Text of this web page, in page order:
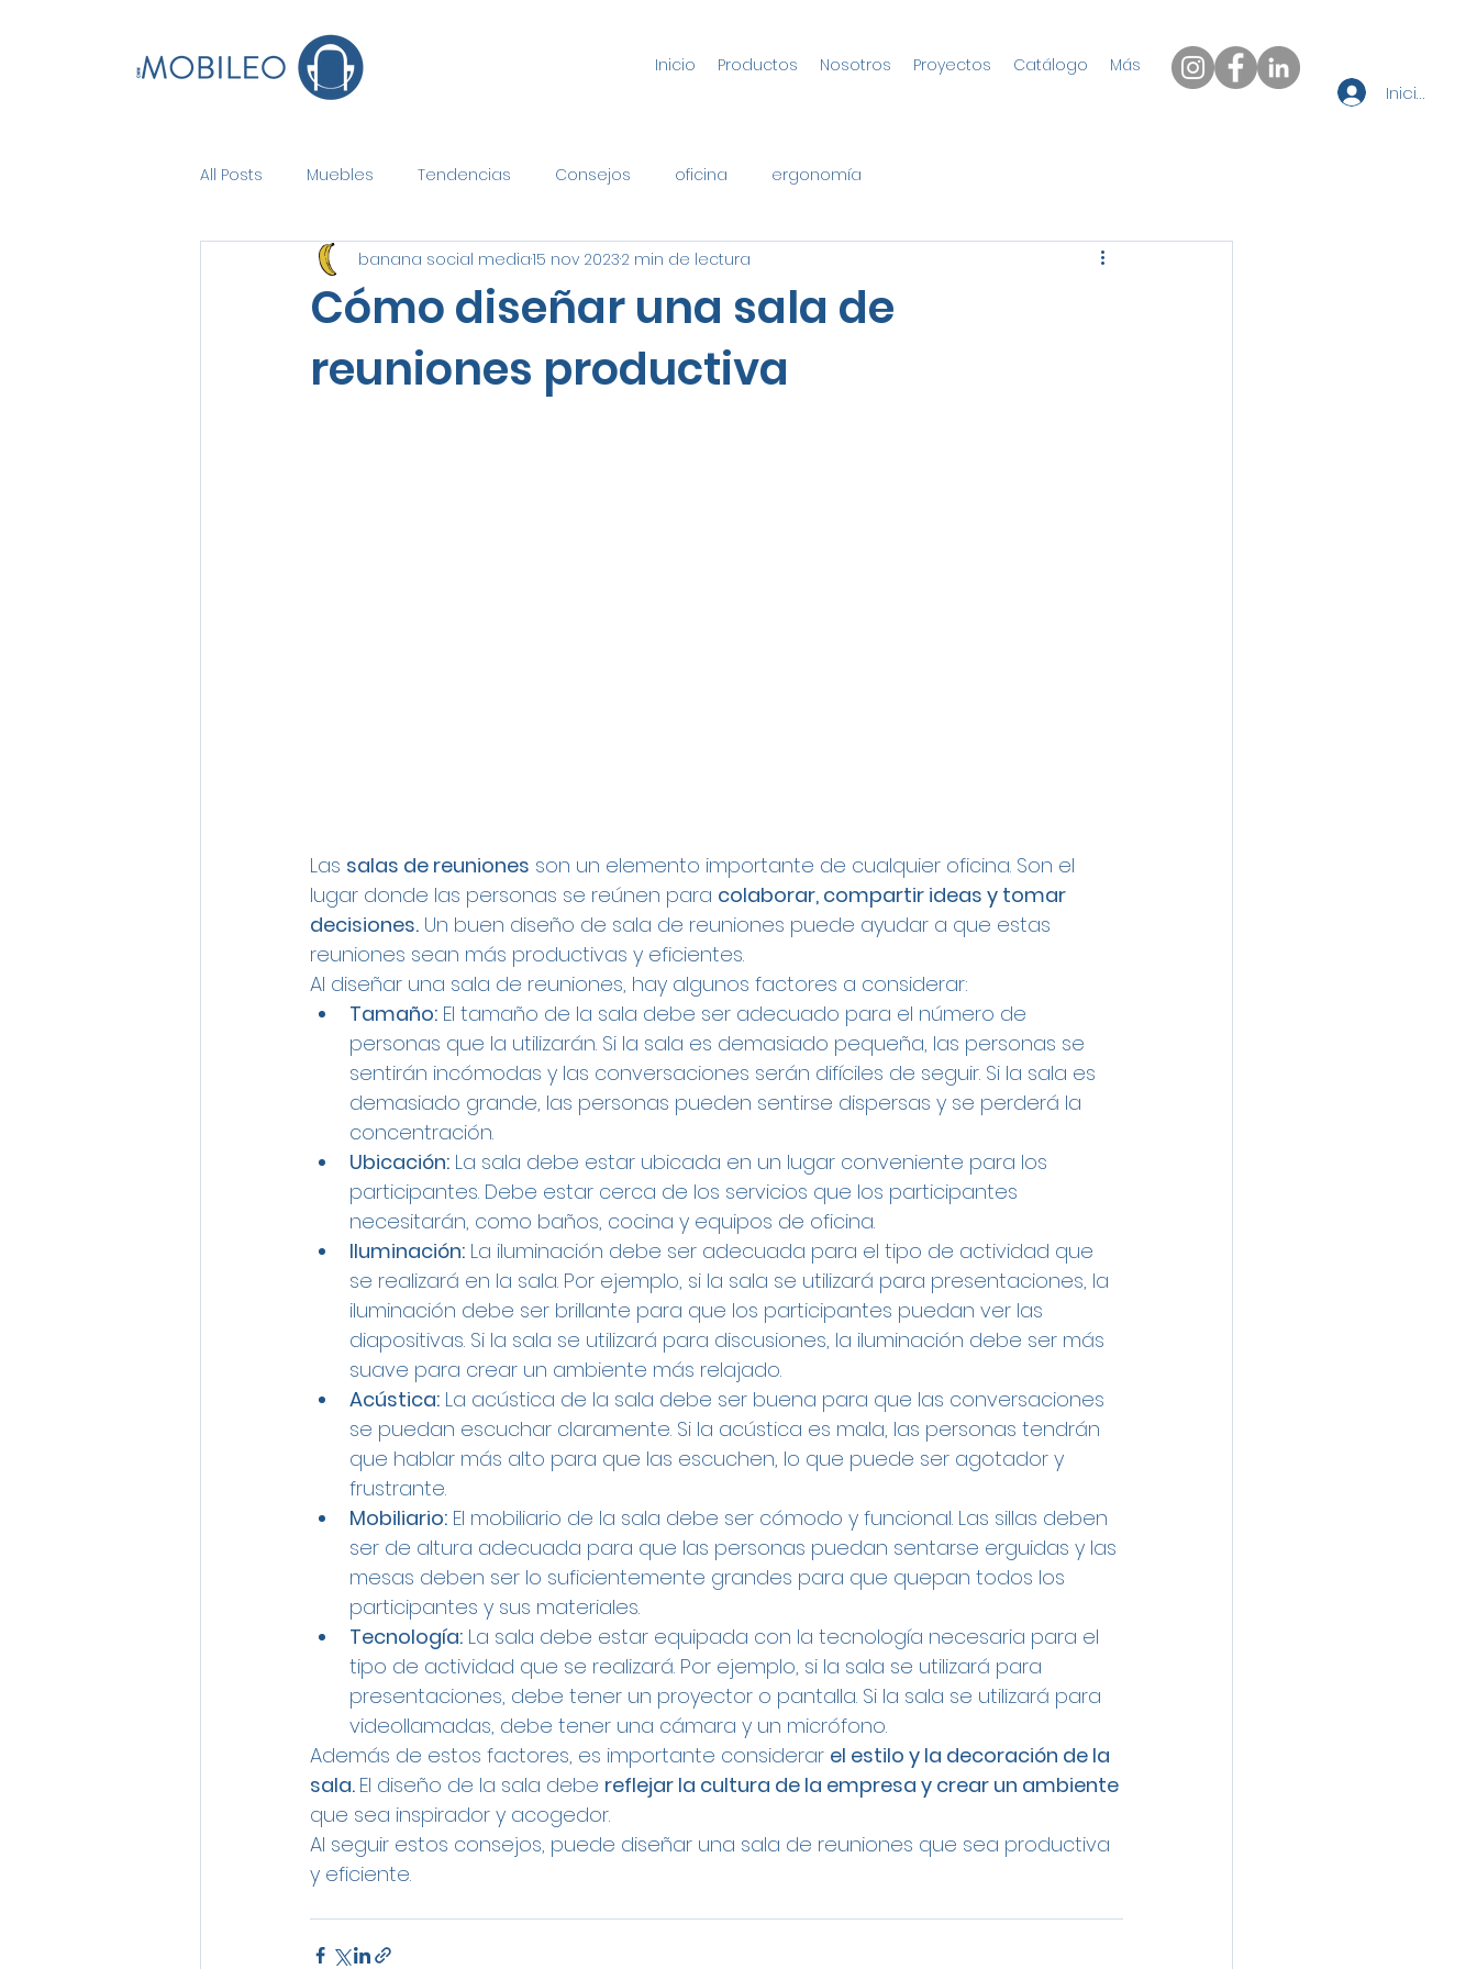
Inicio Productos Nosotros Proyectos Catálogo Más
Iniciar
All Posts Muebles Tendencias Consejos oficina ergonomía
Cómo diseñar una sala de
reuniones productiva
banana social media15 nov 20232 min de lectura
Las salas de reuniones son un elemento importante de cualquier oficina. Son el
lugar donde las personas se reúnen para colaborar, compartir ideas y tomar
decisiones. Un buen diseño de sala de reuniones puede ayudar a que estas
reuniones sean más productivas y eficientes.
Al diseñar una sala de reuniones, hay algunos factores a considerar:
Tamaño: El tamaño de la sala debe ser adecuado para el número de
personas que la utilizarán. Si la sala es demasiado pequeña, las personas se
sentirán incómodas y las conversaciones serán difíciles de seguir. Si la sala es
demasiado grande, las personas pueden sentirse dispersas y se perderá la
concentración.
Ubicación: La sala debe estar ubicada en un lugar conveniente para los
participantes. Debe estar cerca de los servicios que los participantes
necesitarán, como baños, cocina y equipos de oficina.
Iluminación: La iluminación debe ser adecuada para el tipo de actividad que
se realizará en la sala. Por ejemplo, si la sala se utilizará para presentaciones, la
iluminación debe ser brillante para que los participantes puedan ver las
diapositivas. Si la sala se utilizará para discusiones, la iluminación debe ser más
suave para crear un ambiente más relajado.
Acústica: La acústica de la sala debe ser buena para que las conversaciones
se puedan escuchar claramente. Si la acústica es mala, las personas tendrán
que hablar más alto para que las escuchen, lo que puede ser agotador y
frustrante.
Mobiliario: El mobiliario de la sala debe ser cómodo y funcional. Las sillas deben
ser de altura adecuada para que las personas puedan sentarse erguidas y las
mesas deben ser lo suficientemente grandes para que quepan todos los
participantes y sus materiales.
Tecnología: La sala debe estar equipada con la tecnología necesaria para el
tipo de actividad que se realizará. Por ejemplo, si la sala se utilizará para
presentaciones, debe tener un proyector o pantalla. Si la sala se utilizará para
videollamadas, debe tener una cámara y un micrófono.
Además de estos factores, es importante considerar el estilo y la decoración de la
sala. El diseño de la sala debe reflejar la cultura de la empresa y crear un ambiente
que sea inspirador y acogedor.
Al seguir estos consejos, puede diseñar una sala de reuniones que sea productiva
y eficiente.